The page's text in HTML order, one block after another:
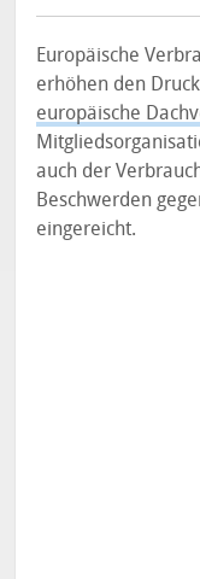
Europäische
erhöhen den
europäische
auch der
Beschwerden
eingereicht.